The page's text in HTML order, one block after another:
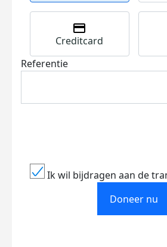
Creditcard
Referentie
Ik wil bijdragen aan de
Doneer nu